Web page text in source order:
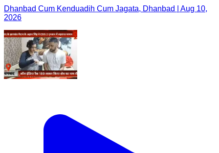
Dhanbad Cum Kenduadih Cum Jagata, Dhanbad | Aug 10,
2026